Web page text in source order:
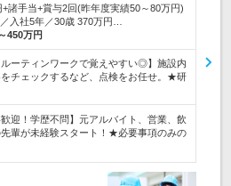
+諸手当+賞与2回(昨年度実績50～80万円)
入社5年／30歳 370万円…
450万円
ルーティンワークで覚えやすい◎】施設内
チェックするなど、点検をお任せ。★研
歓迎！学歴不問】元アルバイト、営業、飲
輩が未経験スタート！★必要事項のみの